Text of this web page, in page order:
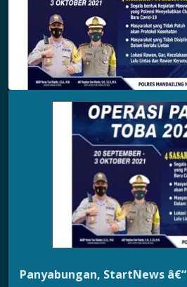
Panyabungan, StartNews â€“